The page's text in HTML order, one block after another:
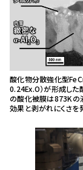
酸化物分散強化型
0.24Ex.O）が形成し
の酸化被膜は873Kの
効果と剥がれにくさを